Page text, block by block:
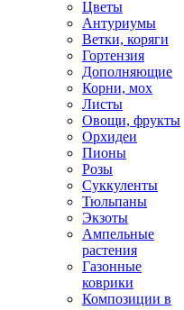
Цветы
Антуриумы
Ветки, коряги
Гортензия
Дополняющие
Корни, мох
Листы
Овощи, фрукты
Орхидеи
Пионы
Розы
Суккуленты
Тюльпаны
Экзоты
Ампельные
растения
Газонные
коврики
Композиции в